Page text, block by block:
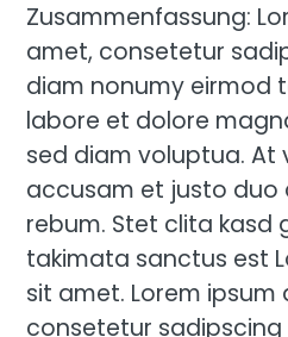
Zusammenfassung:
amet, consetetur
diam nonumy eirmod
labore et dolore
sed diam voluptua. At
accusam et justo duo
rebum. Stet clita kasd
takimata sanctus est
sit amet. Lorem ipsum
consetetur sadipscing